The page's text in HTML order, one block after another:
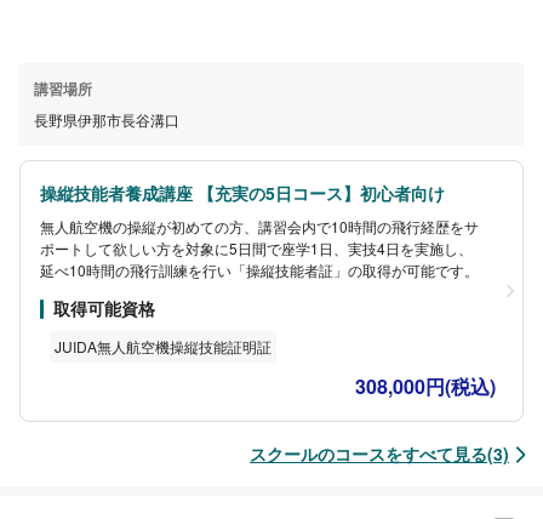
講習場所
長野県伊那市長谷溝口
操縦技能者養成講座 【充実の5日コース】初心者向け
無人航空機の操縦が初めての方、講習会内で10時間の飛行経歴をサ
ポートして欲しい方を対象に5日間で座学1日、実技4日を実施し、
延べ10時間の飛行訓練を行い「操縦技能者証」の取得が可能です。
取得可能資格
JUIDA無人航空機操縦技能証明証
308,000円(税込)
スクールのコースをすべて見る(3)